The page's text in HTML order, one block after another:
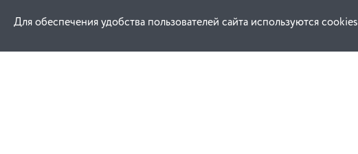
Для обеспечения удобства пользователей сайта используются cookies